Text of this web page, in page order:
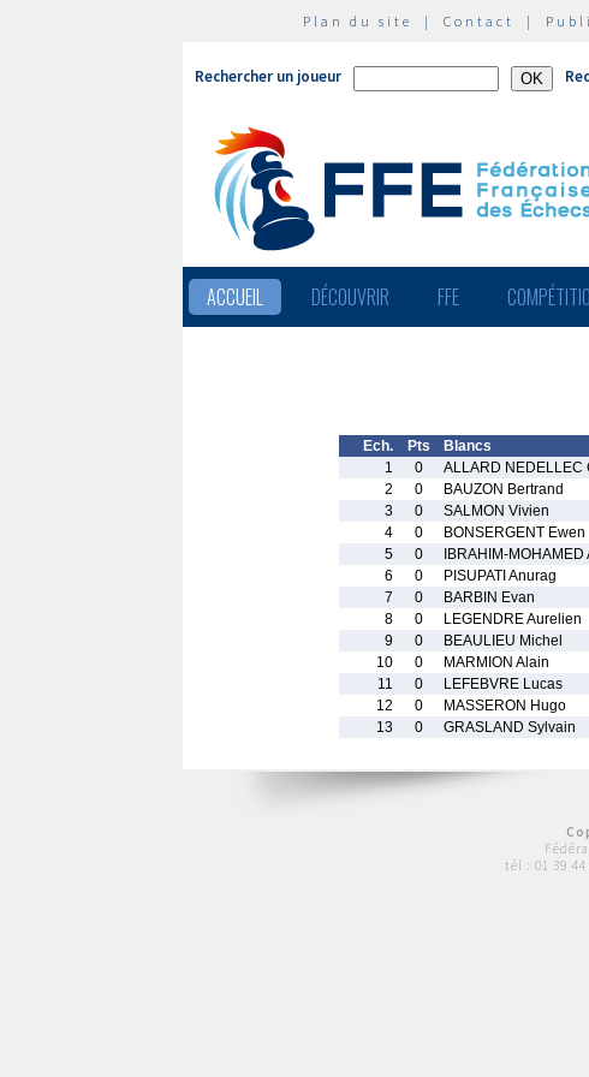
Plan du site | Contact |
Rechercher un joueur
ACCUEIL DÉCOUVRIR FFE
Ech. Pts Blancs
1
0 ALLARD NEDELLEC
2
0 BAUZON Bertrand
3
0 SALMON Vivien
4
0 BONSERGENT Ewen
5
0 IBRAHIM-MOHAMED
6
0 PISUPATI Anurag
7
0 BARBIN Evan
8
0 LEGENDRE Aurelien
9
0 BEAULIEU Michel
10
0 MARMION Alain
11
0 LEFEBVRE Lucas
12
0 MASSERON Hugo
13
0 GRASLAND Sylvain
tél : 01 39 44